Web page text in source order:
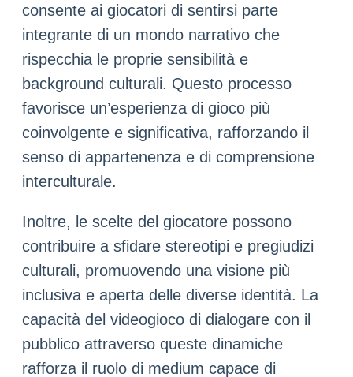
consente ai giocatori di sentirsi parte
integrante di un mondo narrativo che
rispecchia le proprie sensibilità e
background culturali. Questo processo
favorisce un’esperienza di gioco più
coinvolgente e significativa, rafforzando il
senso di appartenenza e di comprensione
interculturale.
Inoltre, le scelte del giocatore possono
contribuire a sfidare stereotipi e pregiudizi
culturali, promuovendo una visione più
inclusiva e aperta delle diverse identità. La
capacità del videogioco di dialogare con il
pubblico attraverso queste dinamiche
rafforza il ruolo di medium capace di